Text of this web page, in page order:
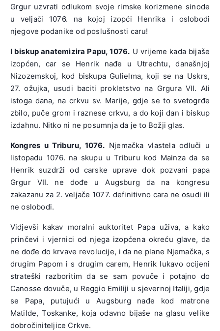
Grgur uzvrati odlukom svoje rimske korizmene sinode
u veljači 1076. na kojoj izopći Henrika i oslobodi
njegove podanike od poslušnosti caru!
I biskup anatemizira Papu, 1076. U vrijeme kada bijaše
izopćen, car se Henrik nađe u Utrechtu, današnjoj
Nizozemskoj, kod biskupa Gulielma, koji se na Uskrs,
27. ožujka, usudi baciti prokletstvo na Grgura VII. Ali
istoga dana, na crkvu sv. Marije, gdje se to svetogrđe
zbilo, puče grom i raznese crkvu, a do koji dan i biskup
izdahnu. Nitko ni ne posumnja da je to Božji glas.
Kongres u Triburu, 1076. Njemačka vlastela odluči u
listopadu 1076. na skupu u Triburu kod Mainza da se
Henrik suzdrži od carske uprave dok pozvani papa
Grgur VII. ne dođe u Augsburg da na kongresu
zakazanu za 2. veljače 1077. definitivno cara ne osudi ili
ne oslobodi.
Vidjevši kakav moralni auktoritet Papa uživa, a kako
prinčevi i vjernici od njega izopćena okreću glave, da
ne dođe do krvave revolucije, i da ne plane Njemačka, s
drugim Papom i s drugim carem, Henrik lukavo ocijeni
strateški razboritim da se sam povuče i potajno do
Canosse dovuče, u Reggio Emiliji u sjevernoj Italiji, gdje
se Papa, putujući u Augsburg nađe kod matrone
Matilde, Toskanke, koja odavno bijaše na glasu velike
dobročiniteljice Crkve.